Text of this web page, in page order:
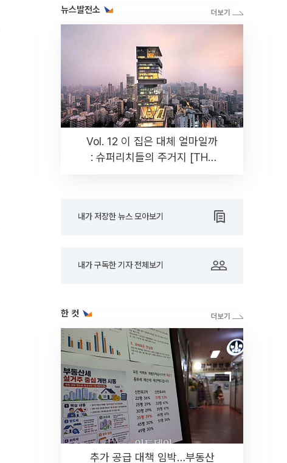
뉴스발전소
Vol. 12 이 집은 대체 얼마일까
: 슈퍼리치들의 주거지 [THE
내가 저장한 뉴스 모아보기
내가 구독한 기자 전체보기
한 컷
추가 공급 대책 임박…부동산